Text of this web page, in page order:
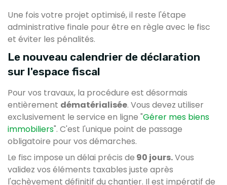
Une fois votre projet optimisé, il reste l'étape
administrative finale pour être en règle avec le fisc
et éviter les pénalités.
Le nouveau calendrier de déclaration
sur l'espace fiscal
Pour vos travaux, la procédure est désormais
entièrement dématérialisée. Vous devez utiliser
exclusivement le service en ligne "Gérer mes biens
immobiliers". C'est l'unique point de passage
obligatoire pour vos démarches.
Le fisc impose un délai précis de 90 jours.Vous
validez vos éléments taxables juste après
l'achèvement définitif du chantier. Il est impératif de